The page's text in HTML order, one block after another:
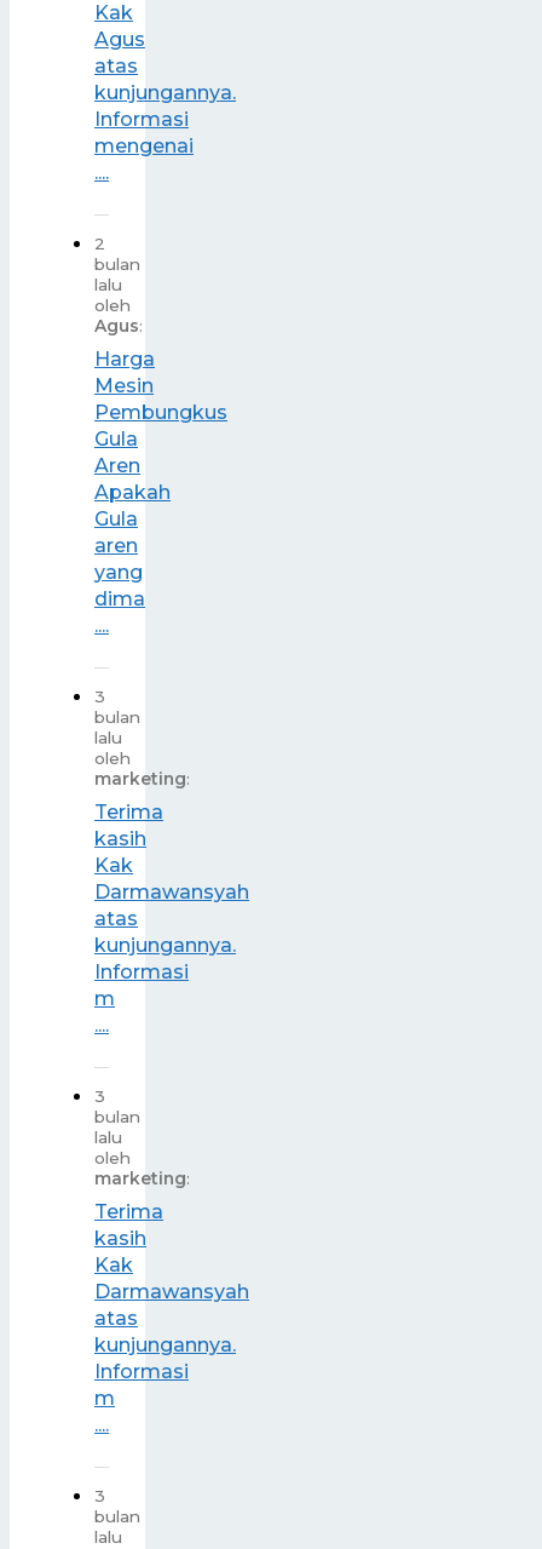
Kak
Agus
atas
kunjungannya.
Informasi
mengenai
....
2
bulan
lalu
oleh
Agus:
Harga
Mesin
Pembungkus
Gula
Aren
Apakah
Gula
aren
yang
dima
....
3
bulan
lalu
oleh
marketing:
Terima
kasih
Kak
Darmawansyah
atas
kunjungannya.
Informasi
m
....
3
bulan
lalu
oleh
marketing:
Terima
kasih
Kak
Darmawansyah
atas
kunjungannya.
Informasi
m
....
3
bulan
lalu